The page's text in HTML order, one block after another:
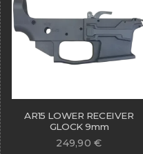
AR15 LOWER RECEIVER
GLOCK 9mm
249,90€